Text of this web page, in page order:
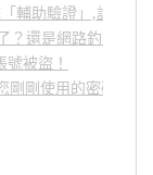
輔助驗證」,詐騙
還是網路釣魚？
被盜！
剛使用的密碼」